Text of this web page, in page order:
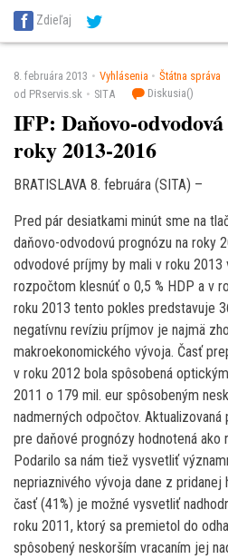
SITA Energetika
SITA Potravinárstvo
Zdieľaj
8. februára 2013 Vyhlásenia
Štátna správa
od PRservis.sk
SITA Diskusia()
IFP: Daňovo-
roky 2013-2016
BRATISLAVA 8. februára (SITA) –
Pred pár desiatkami minút sme na
daňovo-odvodovú prognózu na roky
odvodové príjmy by mali v roku 2013
rozpočtom klesnúť o 0,5 % HDP a v
roku 2013 tento pokles predstavuje
negatívnu revíziu príjmov je najmä
makroekonomického vývoja. Časť
v roku 2012 bola spôsobená
2011 o 179 mil. eur spôsobeným
nadmerných odpočtov.
pre daňové prognózy hodnotená ako
Podarilo sa nám tiež vysvetliť
nepriaznivého vývoja dane z
časť (41%) je možné vysvetliť
roku 2011, ktorý sa premietol do
spôsobený neskorším vracaním jej